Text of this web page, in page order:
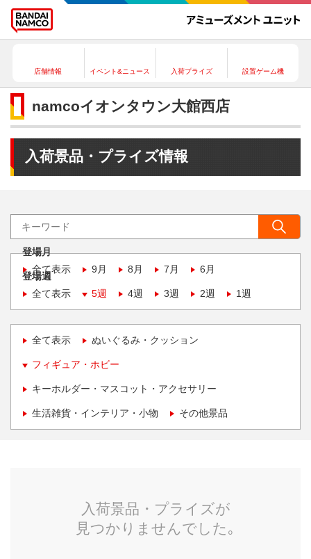
店舗情報 イベント&ニュース 入荷プライズ 設置ゲーム機
namcoイオンタウン大館西店
入荷景品・プライズ情報
登場月
全て表示
9月 8月 7月 6月
登場週
全て表示
5週 4週 3週 2週 1週
全て表示 ぬいぐるみ・クッション
フィギュア・ホビー
キーホルダー・マスコット・アクセサリー
生活雑貨・インテリア・小物 その他景品